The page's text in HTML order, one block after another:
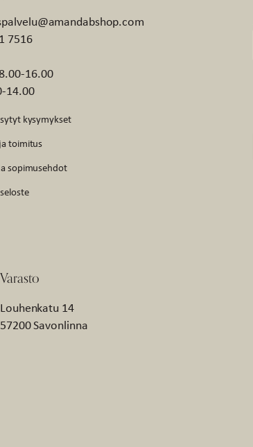
7516
16.00
14.00
kysymykset
toimitus
sopimusehdot
Varasto
Louhenkatu 14
57200 Savonlinna